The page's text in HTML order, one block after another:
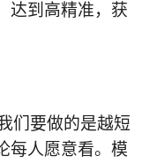
达到高精准，获
们要做的是越短
每人愿意看。模